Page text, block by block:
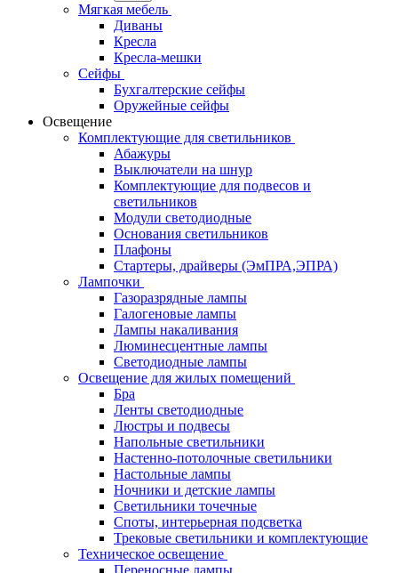
Мягкая мебель
Диваны
Кресла
Кресла-мешки
Сейфы
Бухгалтерские сейфы
Оружейные сейфы
Освещение
Комплектующие для светильников
Абажуры
Выключатели на шнур
Комплектующие для подвесов и
светильников
Модули светодиодные
Основания светильников
Плафоны
Стартеры, драйверы (ЭмПРА,ЭПРА)
Лампочки
Газоразрядные лампы
Галогеновые лампы
Лампы накаливания
Люминесцентные лампы
Светодиодные лампы
Освещение для жилых помещений
Бра
Ленты светодиодные
Люстры и подвесы
Напольные светильники
Настенно-потолочные светильники
Настольные лампы
Ночники и детские лампы
Светильники точечные
Споты, интерьерная подсветка
Трековые светильники и комплектующие
Техническое освещение
Переносные лампы